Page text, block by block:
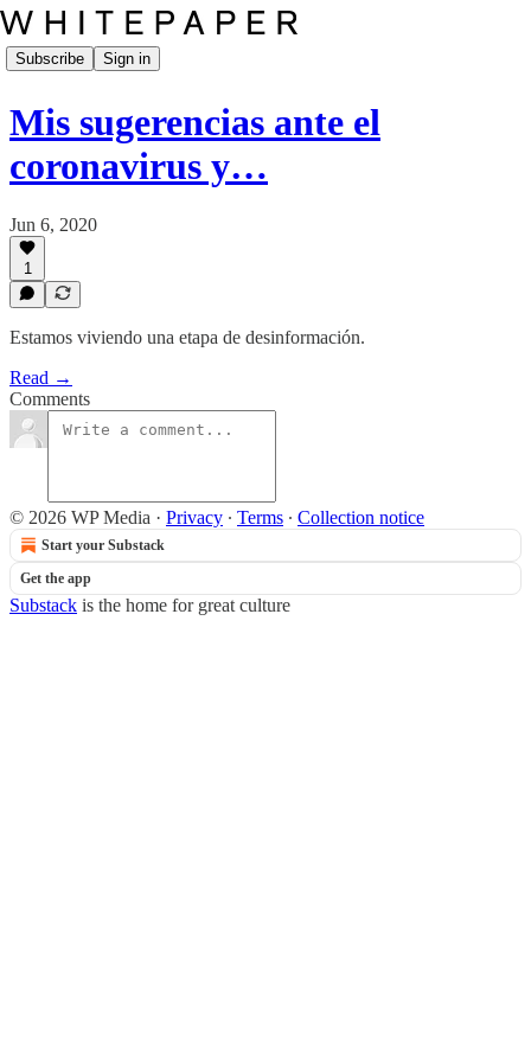
Subscribe Sign in
Mis sugerencias ante el
coronavirus y…
Jun 6, 2020
1
Estamos viviendo una etapa de desinformación.
Read →
Comments
© 2026 WP Media · Privacy ∙ Terms ∙ Collection notice
Start your Substack
Get the app
Substack is the home for great culture